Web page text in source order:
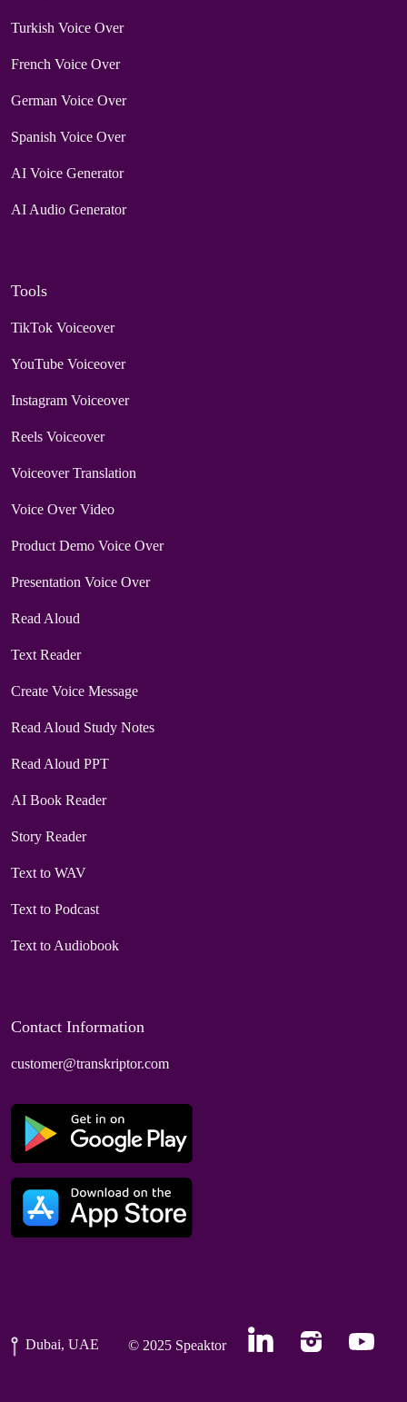
Turkish Voice Over
French Voice Over
German Voice Over
Spanish Voice Over
AI Voice Generator
AI Audio Generator
Tools
TikTok Voiceover
YouTube Voiceover
Instagram Voiceover
Reels Voiceover
Voiceover Translation
Voice Over Video
Product Demo Voice Over
Presentation Voice Over
Read Aloud
Text Reader
Create Voice Message
Read Aloud Study Notes
Read Aloud PPT
AI Book Reader
Story Reader
Text to WAV
Text to Podcast
Text to Audiobook
Contact Information
customer@transkriptor.com
Dubai, UAE © 2025 Speaktor